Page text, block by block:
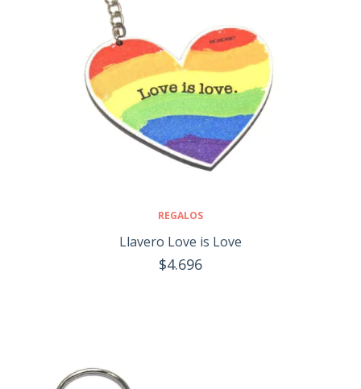
REGALOS
Llavero Love is Love
$4.696